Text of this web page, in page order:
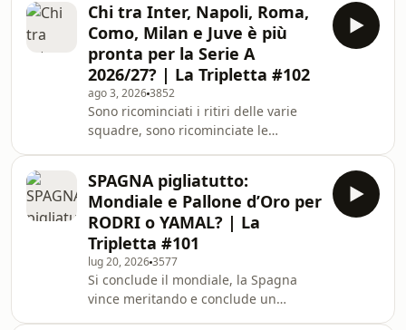
Chi tra Inter, Napoli, Roma,
Como, Milan e Juve è più
pronta per la Serie A
2026/27? | La Tripletta #102
ago 3, 20263852
Sono ricominciati i ritiri delle varie
squadre, sono ricominciate le
prime impressioni sulle prime 6 dello
scorso campionato: Inter, Napoli,
Roma, Como, Milan e Juve. Chi tra
queste è più pronta per la Serie A
2026/27? Chi ha bisogno di più
acquisti? Chi ha agito meglio sul
mercato? Fateci sapere la vostra nei
commenti! Con&nbsp;
SPAGNA pigliatutto:
Mondiale e Pallone d’Oro per
RODRI o YAMAL? | La
Tripletta #101
lug 20, 20263577
Si conclude il mondiale, la Spagna
vince meritando e conclude un